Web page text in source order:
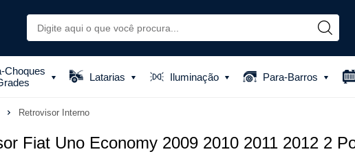
Choques
Latarias Iluminação Para-Barros
Retrovisor Interno
Fiat Uno Economy 2009 2010 2011 2012 2